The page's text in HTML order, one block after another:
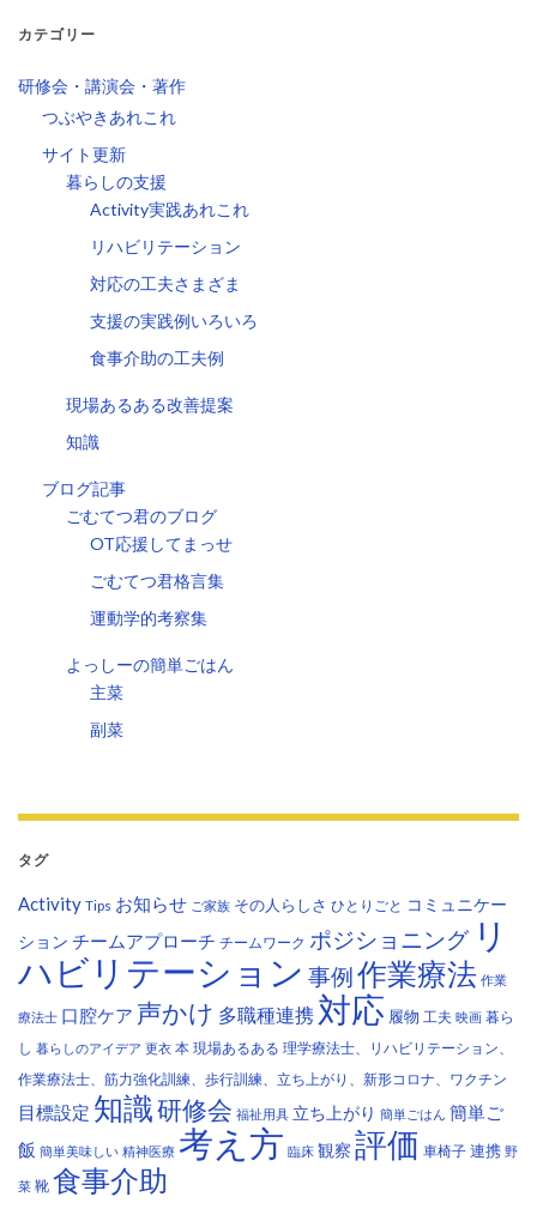
カテゴリー
研修会・講演会・著作
つぶやきあれこれ
サイト更新
暮らしの支援
Activity実践あれこれ
リハビリテーション
対応の工夫さまざま
支援の実践例いろいろ
食事介助の工夫例
現場あるある改善提案
知識
ブログ記事
ごむてつ君のブログ
OT応援してまっせ
ごむてつ君格言集
運動学的考察集
よっしーの簡単ごはん
主菜
副菜
タグ
Activity Tips お知らせ ご家族 その人らしさ ひとりごと コミュニケー
ション チームアプローチ チームワーク ポジショニング リ
ハビリテーション 事例作業療法 作業
療法士 口腔ケア 声かけ 多職種連携 対応 履物 工夫 映画 暮ら
し 暮らしのアイデア 更衣 本 現場あるある 理学療法士、リハビリテーション、
作業療法士、筋力強化訓練、歩行訓練、立ち上がり、新形コロナ、ワクチン
目標設定 知識研修会 福祉用具 立ち上がり 簡単ごはん 簡単ご
飯 簡単美味しい 精神医療 考え方 臨床 観察 評価 車椅子 連携 野
菜 靴 食事介助